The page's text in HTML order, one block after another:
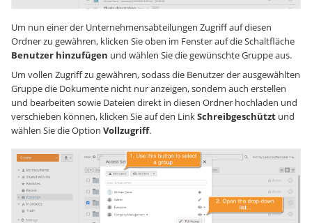
Um nun einer der Unternehmensabteilungen Zugriff auf diesen
Ordner zu gewähren, klicken Sie oben im Fenster auf die Schaltfläche
Benutzer hinzufügen und wählen Sie die gewünschte Gruppe aus.
Um vollen Zugriff zu gewähren, sodass die Benutzer der ausgewählten
Gruppe die Dokumente nicht nur anzeigen, sondern auch erstellen
und bearbeiten sowie Dateien direkt in diesen Ordner hochladen und
verschieben können, klicken Sie auf den LinkSchreibgeschützt und
wählen Sie die Option Vollzugriff.